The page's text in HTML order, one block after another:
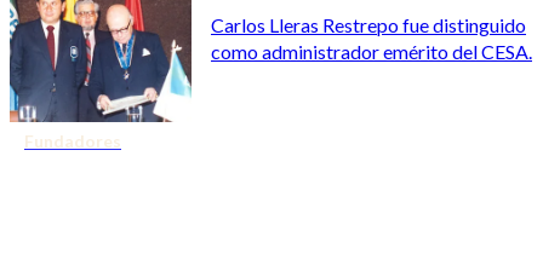
Carlos Lleras Restrepo fue distinguido
como administrador emérito del CESA.
Fundadores